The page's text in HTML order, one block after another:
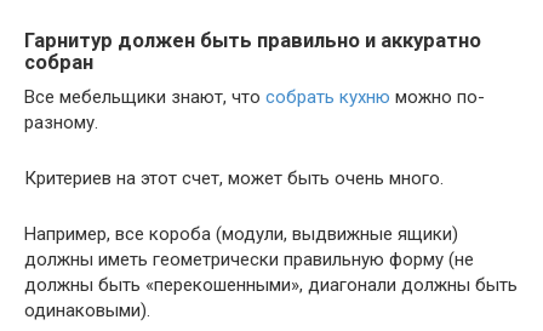
Гарнитур должен быть правильно и аккуратно
собран
Все мебельщики знают, что собрать кухню можно по-
разному.
Критериев на этот счет, может быть очень много.
Например, все короба (модули, выдвижные ящики)
должны иметь геометрически правильную форму (не
должны быть «перекошенными», диагонали должны быть
одинаковыми).